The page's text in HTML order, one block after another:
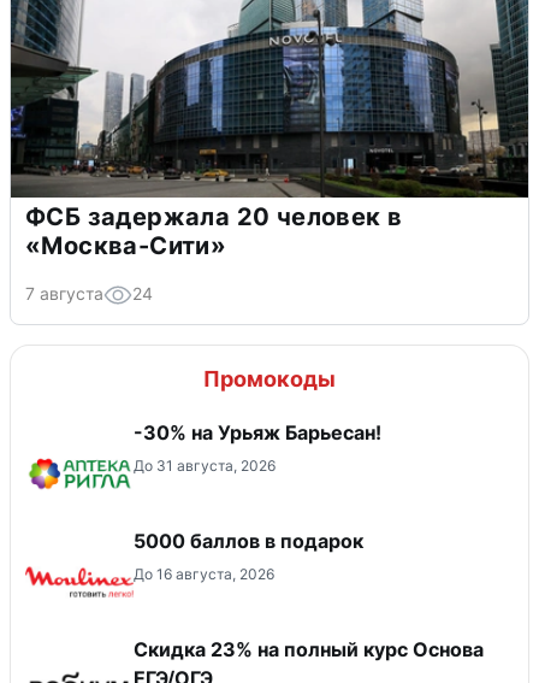
ФСБ задержала 20 человек в
«Москва-Сити»
7 августа 24
Промокоды
-30% на Урьяж Барьесан!
До 31 августа, 2026
5000 баллов в подарок
До 16 августа, 2026
Скидка 23% на полный курс Основа
ЕГЭ/ОГЭ